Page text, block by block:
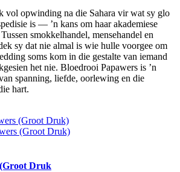
vol opwinding na die Sahara vir wat sy glo
is — ’n kans om haar akademiese
smokkelhandel, mensehandel en
sy dat nie almal is wie hulle voorgee om
soms kom in die gestalte van iemand
het nie. Bloedrooi Papawers is ’n
spanning, liefde, oorlewing en die
hart.
Druk